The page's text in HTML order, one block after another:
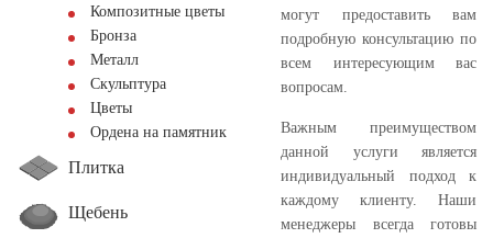
Композитные цветы
Бронза
Металл
Скульптура
Цветы
Ордена на памятник
Плитка
Щебень
могут предоставить вам
подробную консультацию по
всем интересующим вас
вопросам.
Важным преимуществом
данной услуги является
индивидуальный подход к
каждому клиенту. Наши
менеджеры всегда готовы